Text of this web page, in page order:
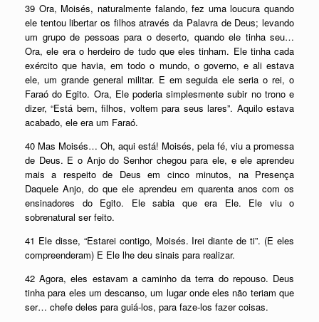
39 Ora, Moisés, naturalmente falando, fez uma loucura quando
ele tentou libertar os filhos através da Palavra de Deus; levando
um grupo de pessoas para o deserto, quando ele tinha seu…
Ora, ele era o herdeiro de tudo que eles tinham. Ele tinha cada
exército que havia, em todo o mundo, o governo, e ali estava
ele, um grande general militar. E em seguida ele seria o rei, o
Faraó do Egito. Ora, Ele poderia simplesmente subir no trono e
dizer, “Está bem, filhos, voltem para seus lares”. Aquilo estava
acabado, ele era um Faraó.
40 Mas Moisés… Oh, aqui está! Moisés, pela fé, viu a promessa
de Deus. E o Anjo do Senhor chegou para ele, e ele aprendeu
mais a respeito de Deus em cinco minutos, na Presença
Daquele Anjo, do que ele aprendeu em quarenta anos com os
ensinadores do Egito. Ele sabia que era Ele. Ele viu o
sobrenatural ser feito.
41 Ele disse, “Estarei contigo, Moisés. Irei diante de ti”. (E eles
compreenderam) E Ele lhe deu sinais para realizar.
42 Agora, eles estavam a caminho da terra do repouso. Deus
tinha para eles um descanso, um lugar onde eles não teriam que
ser… chefe deles para guiá-los, para faze-los fazer coisas.